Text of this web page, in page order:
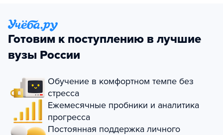
Готовим к поступлению в лучшие
вузы России
Обучение в комфортном темпе без
стресса
Ежемесячные пробники и аналитика
прогресса
Постоянная поддержка личного